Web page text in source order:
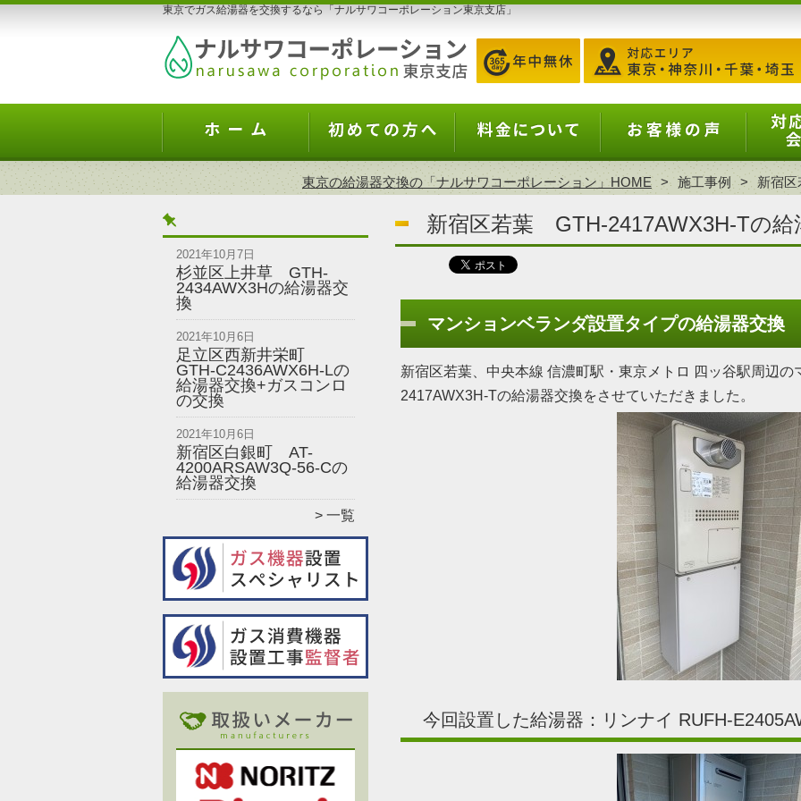
東京でガス給湯器を交換するなら「ナルサワコーポレーション東京支店」
東京の給湯器交換の「ナルサワコーポレーション」HOME 施工事例 新宿
2021年10月7日
杉並区上井草 GTH-
2434AWX3Hの給湯器交
換
2021年10月6日
足立区西新井栄町
GTH-C2436AWX6H-Lの
給湯器交換+ガスコンロ
の交換
2021年10月6日
新宿区白銀町 AT-
4200ARSAW3Q-56-Cの
給湯器交換
一覧
新宿区若葉 GTH-2417AWX3H-Tの給
マンションベランダ設置タイプの給湯器交換
新宿区若葉、中央本線 信濃町駅・東京メトロ 四ッ谷駅周辺
2417AWX3H-Tの給湯器交換をさせていただきました。
今回設置した給湯器：リンナイ RUFH-